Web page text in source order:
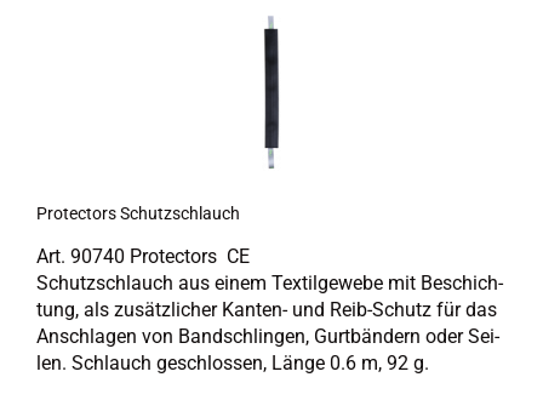
Pro­tec­tors Schutz­schlauch
Art. 90740 Pro­tec­tors CE
Schutz­schlauch aus einem Tex­til­ge­we­be mit Be­schich­
tung, als zu­sätz­li­cher Kanten-​ und Reib-​Schutz für das
An­schla­gen von Band­sch­lin­gen, Gurt­bän­dern oder Sei­
len. Schlauch ge­schlos­sen, Länge 0.6 m, 92 g.